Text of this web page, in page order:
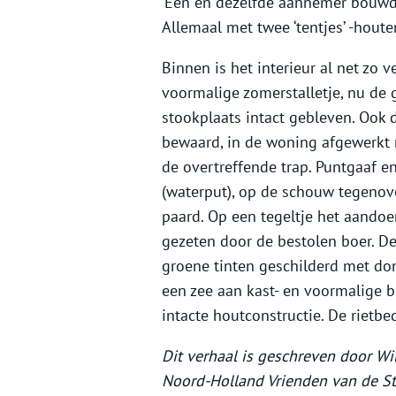
Allemaal met twee ‘tentjes’ -
Binnen is het interieur al net zo
voormalige zomerstalletje, nu de
stookplaats intact gebleven.
bewaard, in de woning
de overtreffende trap. Puntgaaf
(waterput), op de schouw
paard. Op een tegeltje het
gezeten door de bestolen boer.
groene tinten geschilderd met
een zee aan kast- en voormalige
intacte houtconstructie. De
Dit verhaal is geschreven door
Noord-Holland Vrienden van de